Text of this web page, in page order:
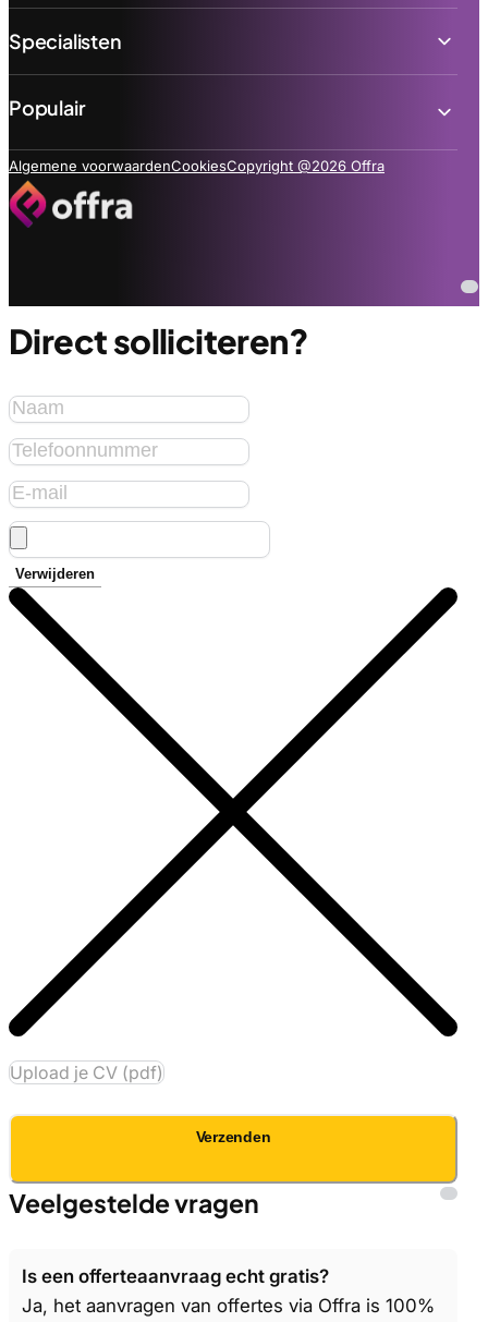
Specialisten
Populair
Algemene voorwaardenCookiesCopyright @2026 Offra
Direct solliciteren?
Verwijderen
Upload je CV (pdf)
Verzenden
Veelgestelde vragen
Is een offerteaanvraag echt gratis?
Ja, het aanvragen van offertes via Offra is 100%